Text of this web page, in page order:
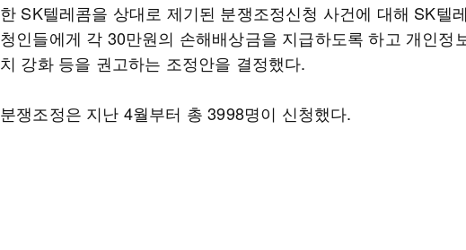
한 SK텔레콤을 상대로 제기된 분쟁조정신청 사건에 대해 SK텔
청인들에게 각 30만원의 손해배상금을 지급하도록 하고 개인정
치 강화 등을 권고하는 조정안을 결정했다.
분쟁조정은 지난 4월부터 총 3998명이 신청했다.